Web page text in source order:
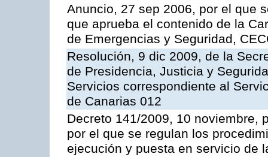
Anuncio, 27 sep 2006, por el que
que aprueba el contenido de la
de Emergencias y Seguridad,
Resolución, 9 dic 2009, de la
de Presidencia, Justicia y
Servicios correspondiente al
de Canarias 012
Decreto 141/2009, 10 noviembre,
por el que se regulan los
ejecución y puesta en servicio de